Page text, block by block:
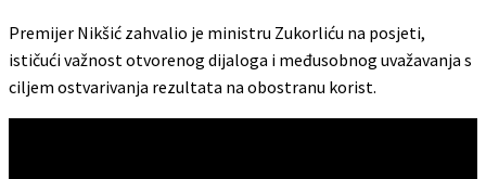
​Premijer Nikšić zahvalio je ministru Zukorliću na posjeti,
ističući važnost otvorenog dijaloga i međusobnog uvažavanja s
ciljem ostvarivanja rezultata na obostranu korist.